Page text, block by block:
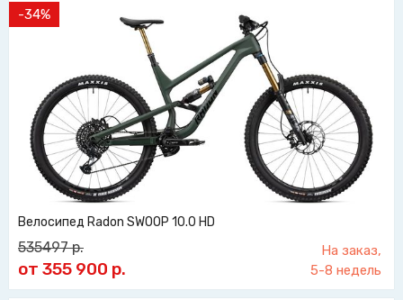
-34%
Велосипед Radon SWOOP 10.0 HD
535497р.
от 355 900 р.
На заказ,
5-8 недель